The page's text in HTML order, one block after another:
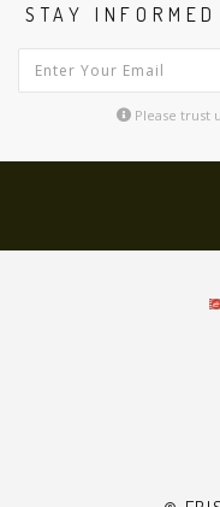
STAY
Please trust